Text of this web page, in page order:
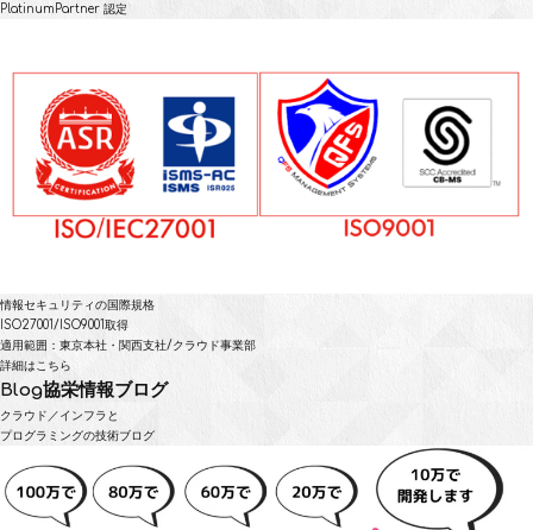
PlatinumPartner 認定
情報セキュリティの国際規格
ISO27001/ISO9001取得
適用範囲：東京本社・関西支社/クラウド事業部
詳細はこちら
Blog協栄情報ブログ
クラウド／インフラと
プログラミングの技術ブログ